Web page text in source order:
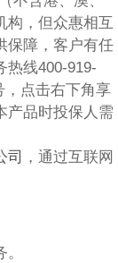
构，但众惠相互
保障，客户有任
热线400-919-
，点击右下角享
产品时投保人需
司 ，通过互联网